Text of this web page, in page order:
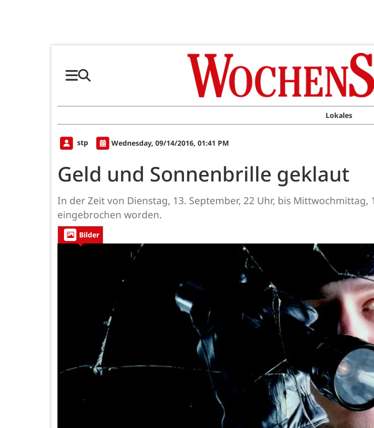
Lokales
stp Wednesday, 09/14/2016, 01:41 PM
Geld und Sonnenbrille geklaut
In der Zeit von Dienstag, 13. September, 22 Uhr, bis Mittwochmittag,
eingebrochen worden.
Bilder